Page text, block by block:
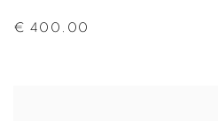
€ 400.00